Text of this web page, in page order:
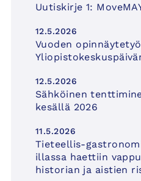
Uutiskirje 1:
12.5.2026
Vuoden
12.5.2026
Sähköinen
kesällä 2026
11.5.2026
Tieteellis-
illassa haettiin
historian ja aistien